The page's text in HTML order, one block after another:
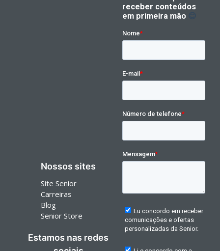
Nossos sites
Site Senior
Carreiras
Blog
Senior Store
Estamos nas redes